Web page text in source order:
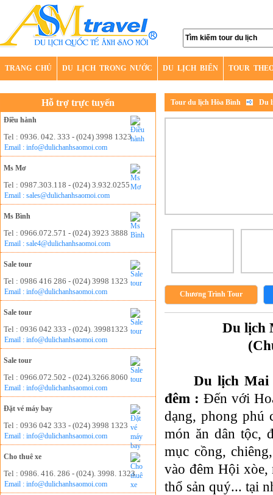
TRANG CHỦ DU LỊCH TRONG NƯỚC DU LỊCH BIỂN TOUR
Hỗ trợ trực tuyến
Điều hành
Tel : 0936. 042. 333 - (024) 3998 1323
Email : info@dulichanhsaomoi.com
Ms Mơ
Tel : 0987.303.118 - (024) 3.932.0255
Email : sales@dulichanhsaomoi.com
Ms Bình
Tel : 0966.072.571 - (024) 3923 3888
Email : sale4@dulichanhsaomoi.com
Sale tour
Tel : 0986 416 286 - (024) 3998 1323
Email : info@dulichanhsaomoi.com
Sale tour
Tel : 0936 042 333 - (024). 39981323
Email : info@dulichanhsaomoi.com
Sale tour
Tel : 0966.072.502 - (024).3266.8060
Email : info@dulichanhsaomoi.com
Đặt vé máy bay
Tel : 0936 042 333 - (024) 3998 1323
Email : info@dulichanhsaomoi.com
Cho thuê xe
Tel : 0986. 416. 286 - (024). 3998. 1323
Email : info@dulichanhsaomoi.com
Tour du lịch Hòa Bình Du
Chương Trình Tour
Du lịch
Du lịch
đêm : Đến với
dạng, phong phú
món ăn dân tộc,
mục cồng,
vào đêm Hội xòe,
thổ sản quý... tại